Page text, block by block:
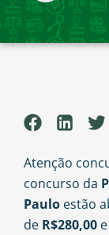
Atenção
concurso da
Paulo estão
de R$280,00